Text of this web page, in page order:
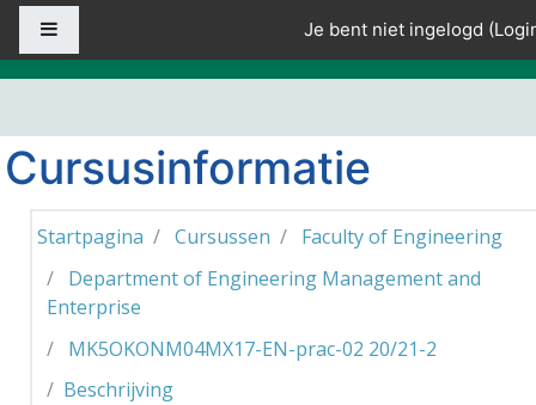
Ga naar hoofdinhoud
Je bent niet ingelogd (
Cursusinformatie
Startpagina Cursussen
Faculty of Engineering
Department of Engineering Management and
Enterprise
MK5OKONM04MX17-EN-prac-02 20/21-2
Beschrijving